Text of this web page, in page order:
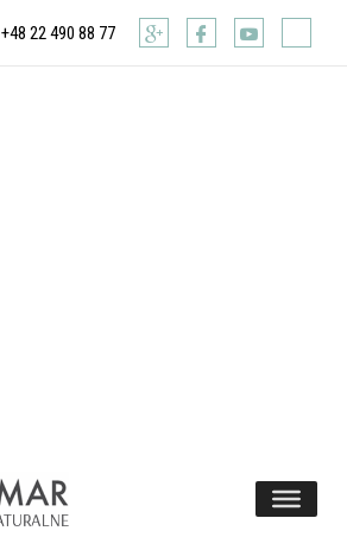
+48 22 490 88 77